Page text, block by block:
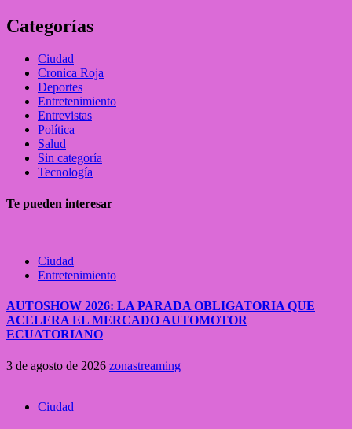
Categorías
Ciudad
Cronica Roja
Deportes
Entretenimiento
Entrevistas
Política
Salud
Sin categoría
Tecnología
Te pueden interesar
Ciudad
Entretenimiento
AUTOSHOW 2026: LA PARADA OBLIGATORIA QUE
ACELERA EL MERCADO AUTOMOTOR
ECUATORIANO
3 de agosto de 2026 zonastreaming
Ciudad